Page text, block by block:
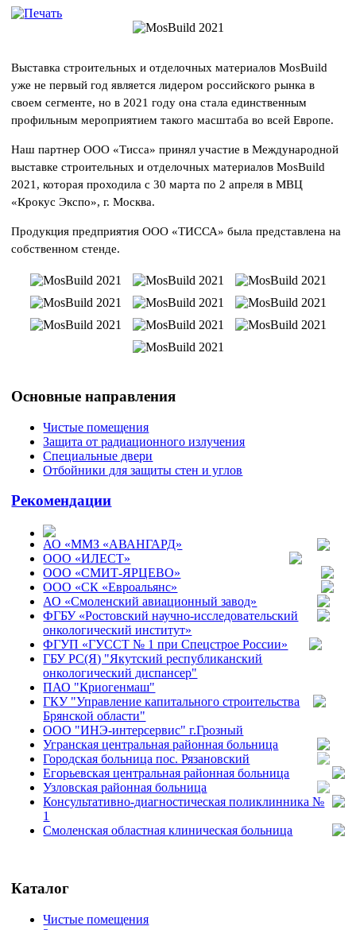
Выставка строительных и отделочных материалов MosBuild
уже не первый год является лидером российского рынка в
своем сегменте, но в 2021 году она стала единственным
профильным мероприятием такого масштаба во всей Европе.
Наш партнер ООО «Тисса» принял участие в Международной
выставке строительных и отделочных материалов MosBuild
2021, которая проходила с 30 марта по 2 апреля в МВЦ
«Крокус Экспо», г. Москва.
Продукция предприятия ООО «ТИССА» была представлена на
собственном стенде.
Основные направления
Чистые помещения
Защита от радиационного излучения
Специальные двери
Отбойники для защиты стен и углов
Рекомендации
АО «ММЗ «АВАНГАРД»
ООО «ИЛЕСТ»
ООО «СМИТ-ЯРЦЕВО»
ООО «СК «Евроальянс»
АО «Смоленский авиационный завод»
ФГБУ «Ростовский научно-исследовательский
онкологический институт»
ФГУП «ГУССТ № 1 при Спецстрое России»
ГБУ РС(Я) "Якутский республиканский
онкологический диспансер"
ПАО "Криогенмаш"
ГКУ "Управление капитального строительства
Брянской области"
ООО "ИНЭ-интерсервис" г.Грозный
Угранская центральная районная больница
Городская больница пос. Рязановский
Егорьевская центральная районная больница
Узловская районная больница
Консультативно-диагностическая поликлинника №
1
Смоленская областная клиническая больница
Каталог
Чистые помещения